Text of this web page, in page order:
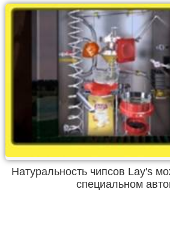
Натуральность чипсов Lay's
специальном